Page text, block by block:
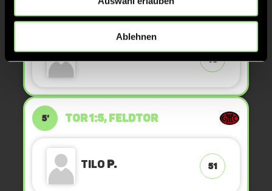
Ablehnen
TOR 1:6, FELDTOR
MathisK. 13
5' TOR 1:5, FELDTOR
Tilo P. 51